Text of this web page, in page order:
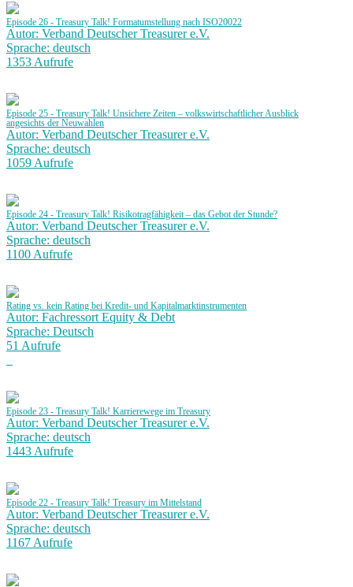
Episode 26 - Treasury Talk! Formatumstellung nach ISO20022
Autor: Verband Deutscher Treasurer e.V.
Sprache: deutsch
1353 Aufrufe
Episode 25 - Treasury Talk! Unsichere Zeiten – volkswirtschaftlicher Ausblick
angesichts der Neuwahlen
Autor: Verband Deutscher Treasurer e.V.
Sprache: deutsch
1059 Aufrufe
Episode 24 - Treasury Talk! Risikotragfähigkeit – das Gebot der Stunde?
Autor: Verband Deutscher Treasurer e.V.
Sprache: deutsch
1100 Aufrufe
Rating vs. kein Rating bei Kredit- und Kapitalmarktinstrumenten
Autor: Fachressort Equity & Debt
Sprache: Deutsch
51 Aufrufe
Episode 23 - Treasury Talk! Karrierewege im Treasury
Autor: Verband Deutscher Treasurer e.V.
Sprache: deutsch
1443 Aufrufe
Episode 22 - Treasury Talk! Treasury im Mittelstand
Autor: Verband Deutscher Treasurer e.V.
Sprache: deutsch
1167 Aufrufe